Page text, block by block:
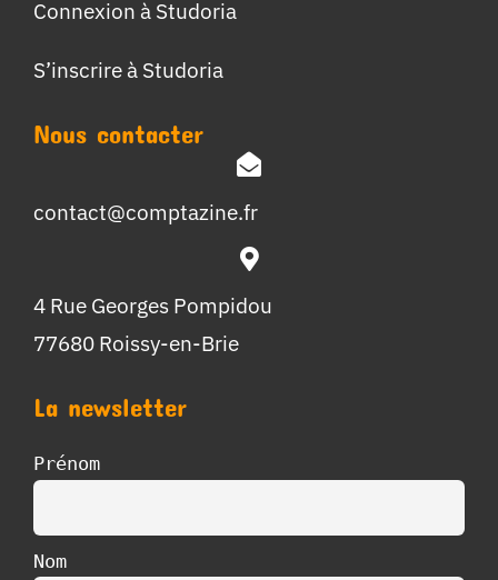
Connexion à Studoria
S’inscrire à Studoria
Nous contacter
contact@comptazine.fr
4 Rue Georges Pompidou
77680 Roissy-en-Brie
La newsletter
Prénom
Nom